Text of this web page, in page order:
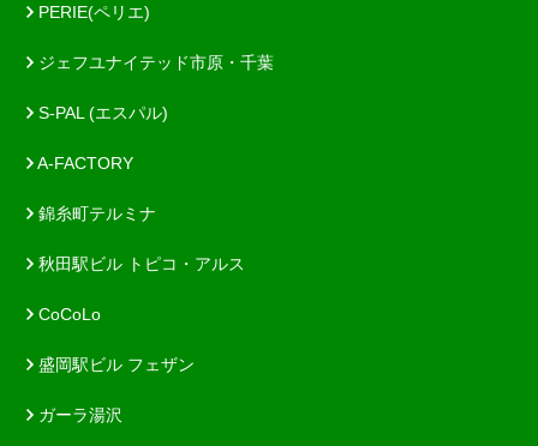
PERIE(ペリエ)
ジェフユナイテッド市原・千葉
S-PAL (エスパル)
A-FACTORY
錦糸町テルミナ
秋田駅ビル トピコ・アルス
CoCoLo
盛岡駅ビル フェザン
ガーラ湯沢